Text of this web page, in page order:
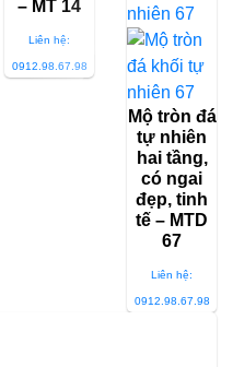
– MT 14
Liên hệ:
0912.98.67.98
Mộ tròn đá
tự nhiên
hai tầng,
có ngai
đẹp, tinh
tế – MTD
67
Liên hệ:
0912.98.67.98